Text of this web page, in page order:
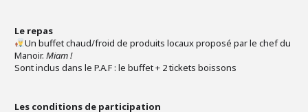
Le repas
Un buffet chaud/froid de produits locaux proposé par le chef du
Manoir. Miam !
Sont inclus dans le P.A.F : le buffet + 2 tickets boissons
Les conditions de participation